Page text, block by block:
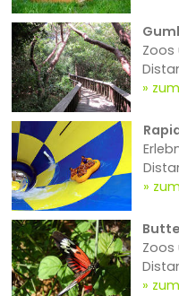
Zoos
Zoos